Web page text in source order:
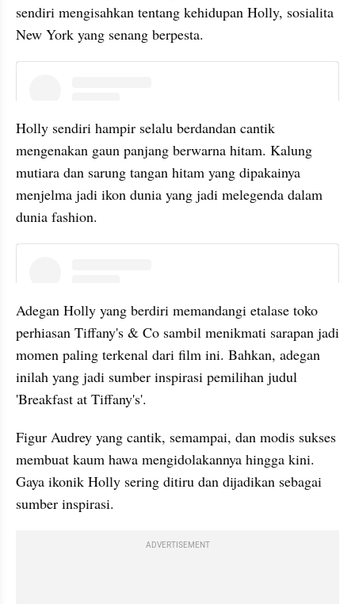
sendiri mengisahkan tentang kehidupan Holly, sosialita
New York yang senang berpesta.
Holly sendiri hampir selalu berdandan cantik
mengenakan gaun panjang berwarna hitam. Kalung
mutiara dan sarung tangan hitam yang dipakainya
menjelma jadi ikon dunia yang jadi melegenda dalam
dunia fashion.
Adegan Holly yang berdiri memandangi etalase toko
perhiasan Tiffany's & Co sambil menikmati sarapan jadi
momen paling terkenal dari film ini. Bahkan, adegan
inilah yang jadi sumber inspirasi pemilihan judul
'Breakfast at Tiffany's'.
Figur Audrey yang cantik, semampai, dan modis sukses
membuat kaum hawa mengidolakannya hingga kini.
Gaya ikonik Holly sering ditiru dan dijadikan sebagai
sumber inspirasi.
ADVERTISEMENT